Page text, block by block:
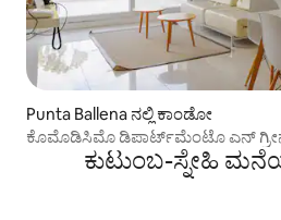
Punta Ballena ನಲ್ಲಿ ಕಾಂಡೋ
ಕೊಮೊಡಿಸಿಮೊ ಡಿಪಾರ್ಟ್‌ಮೆಂಟೊ ಎನ್
ಕುಟುಂಬ-ಸ್ನೇಹಿ